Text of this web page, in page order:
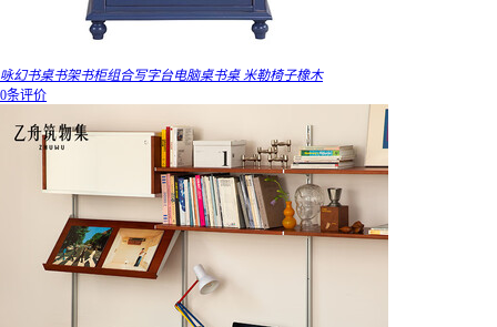
咏幻书桌书架书柜组合写字台电脑桌书桌 米勒椅子橡木
0条评价